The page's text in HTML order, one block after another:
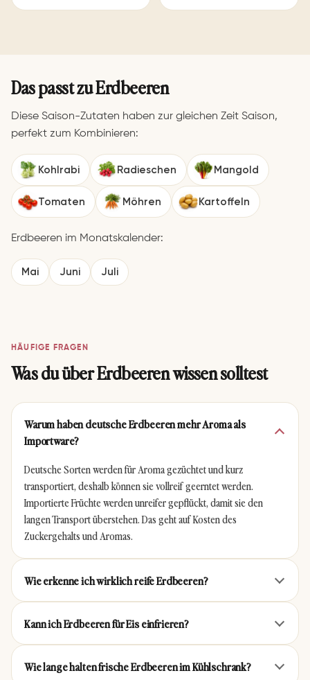
Erdbeerkuchen aus dem
Thermomix®
4.8 · ⏱ 40 Min 4.7 · ⏱ 5 Min
Erdbeer-Tiramisu aus
dem Thermomix®
4.6 · ⏱ 210 Min
Das passt zu Erdbeeren
Diese Saison-Zutaten haben zur gleichen Zeit Saison,
perfekt zum Kombinieren:
Kohlrabi Radieschen Mangold
Tomaten Möhren Kartoffeln
Erdbeeren im Monatskalender:
Mai Juni Juli
HÄUFIGE FRAGEN
Was du über Erdbeeren wissen solltest
Warum haben deutsche Erdbeeren mehr Aroma als
Importware?
Deutsche Sorten werden für Aroma gezüchtet und kurz
transportiert, deshalb können sie vollreif geerntet werden.
Importierte Früchte werden unreifer gepflückt, damit sie den
langen Transport überstehen. Das geht auf Kosten des
Zuckergehalts und Aromas.
Wie erkenne ich wirklich reife Erdbeeren?
Kann ich Erdbeeren für Eis einfrieren?
Wie lange halten frische Erdbeeren im Kühlschrank?